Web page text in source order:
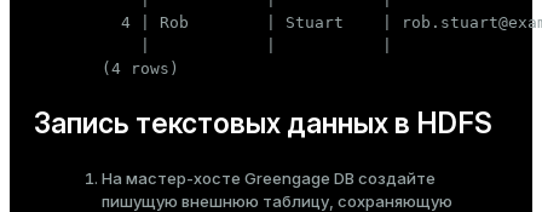
4 | Rob        | Stuart    |
(4 rows)
Запись текстовых данных в HDFS
На мастер-хосте Greengage DB создайте
пишущую внешнюю таблицу, сохраняющую